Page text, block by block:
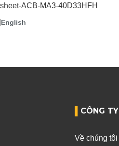
ACB-MA3-40D33HFH
English
CÔNG TY
Về chúng tôi